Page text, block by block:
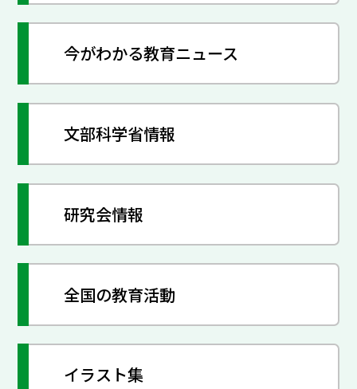
今がわかる教育ニュース
文部科学省情報
研究会情報
全国の教育活動
イラスト集